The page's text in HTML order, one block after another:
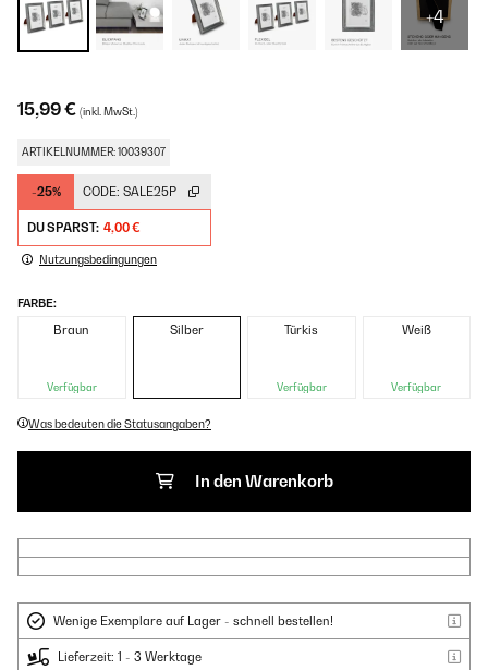
+4
15,99 € (inkl. MwSt.)
ARTIKELNUMMER: 10039307
-25% CODE: SALE25P
DU SPARST: 4,00 €
Nutzungsbedingungen
FARBE:
Braun
Verfügbar
Silber Türkis
Verfügbar
Weiß
Verfügbar
Was bedeuten die Statusangaben?
In den Warenkorb
Wenige Exemplare auf Lager - schnell bestellen!
Lieferzeit: 1 - 3 Werktage